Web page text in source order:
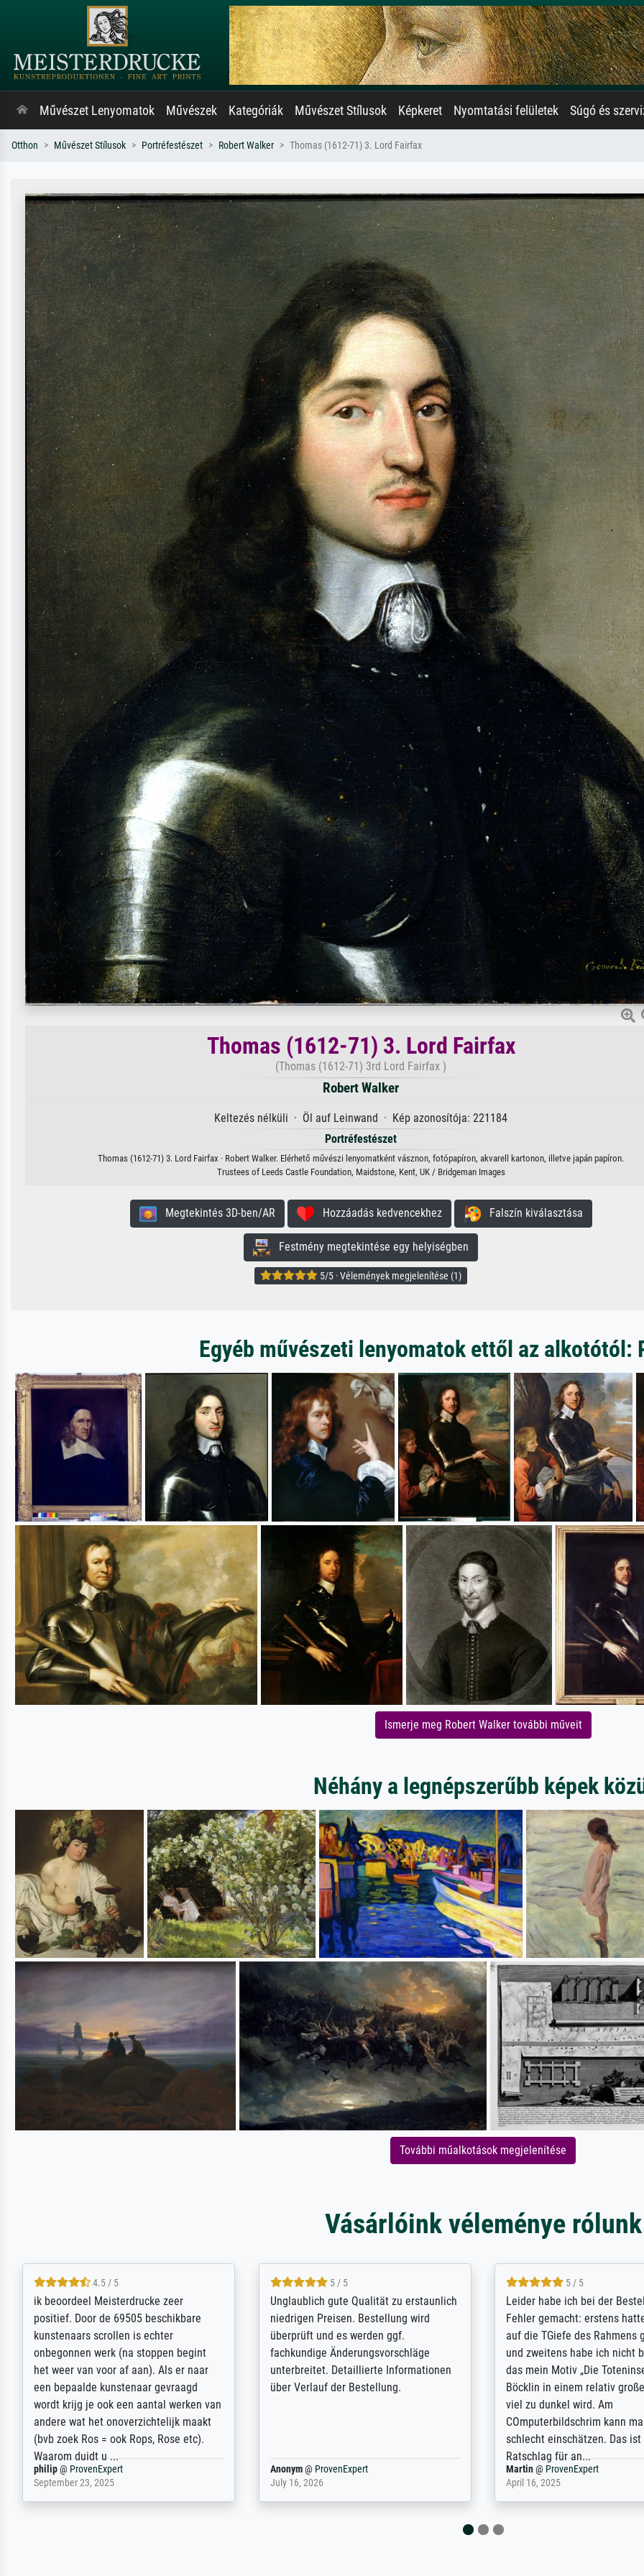
Művészet Lenyomatok Művészek Kategóriák Művészet Stílusok Képkeret Nyomtatási felületek Súgó és
Otthon Művészet Stílusok Portréfestészet Robert Walker Thomas (1612-71) 3. Lord Fairfax
Thomas (1612-71) 3. Lord Fairfax
(Thomas (1612-71) 3rd Lord Fairfax )
Robert Walker
Keltezés nélküli · Öl auf Leinwand · Kép azonosítója: 221184
Portréfestészet
Thomas (1612-71) 3. Lord Fairfax · Robert Walker. Elérhető művészi lenyomatként vásznon, fotópapíron, akvarell kartonon, illetve japán papíron.
Trustees of Leeds Castle Foundation, Maidstone, Kent, UK / Bridgeman Images
Megtekintés 3D-ben/AR Hozzáadás kedvencekhez Falszín kiválasztása
Festmény megtekintése egy helyiségben
5/5 · Vélemények megjelenítése (1)
Egyéb művészeti lenyomatok ettől az alkotótól:
Ismerje meg Robert Walker további műveit
Néhány a legnépszerűbb képek
További műalkotások megjelenítése
Vásárlóink véleménye rólunk
5 / 5
Die Zufriedenheit ist auch nicht dadurch
getrübt, dass das Bild entgegen einer
angegebenen Lieferanschrift (sollte
eine Überraschung für die normannische
Ehefrau sein zum Hochzeits- gleichzeitig
auch Geburtstag sein) doch nach zu
Hause zugestellt wurde.
Jürgen@ProvenExpert
April 22, 2026
5 / 5
Excellent / Highly recommended. The
selection, ordering and payment process
were easy, shipping was efficient and
the item itself exceeds expectations. I
am based in the UK and found the site
searching for a specific print - I am very
SJL@ProvenExpert
December 2, 2025
5 / 5
The team at Meisterdrucke
meet its clients demands,
expert advice on how to
results for the prints
client. The company has a
repertoire of prints to
will provide excellent service
regards to prints which are
repertoire. Highly
Anonym@ProvenExpert
April 22, 2026